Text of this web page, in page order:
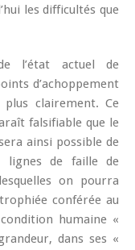
les difficultés que
l’état actuel de
d’achoppement
clairement. Ce
falsifiable que le
ainsi possible de
lignes de faille de
on pourra
conférée au
humaine «
dans ses «